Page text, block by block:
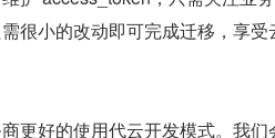
很小的改动即可完成迁移，享
更好的使用代云开发模式。我